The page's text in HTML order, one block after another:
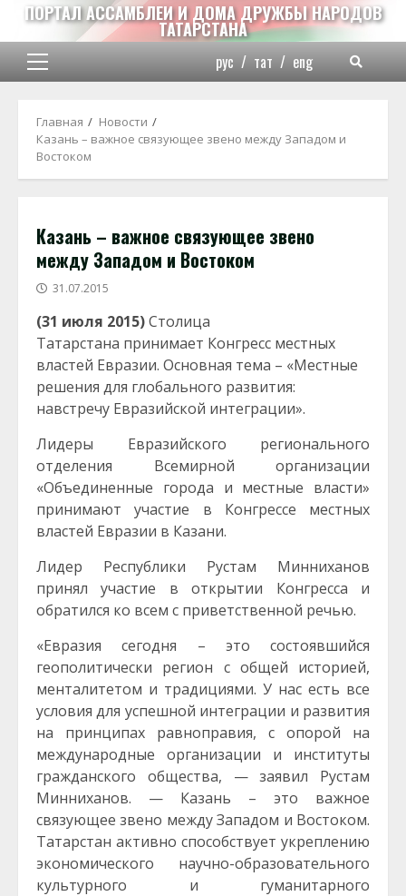
Перейти
содержимому
ПОРТАЛ АССАМБЛЕИ И ДОМА ДРУЖБЫ НАРОДОВ
ТАТАРСТАНА
Основное
рус / тат / eng
Главная
Новости
Казань – важное связующее звено между Западом и
Востоком
Казань – важное связующее звено
между Западом и Востоком
31.07.2015
(31 июля 2015)Столица
Татарстана принимает Конгресс местных
властей Евразии. Основная тема – «Местные
решения для глобального развития:
навстречу Евразийской интеграции».
Лидеры Евразийского регионального
отделения Всемирной организации
«Объединенные города и местные власти»
принимают участие в Конгрессе местных
властей Евразии в Казани.
Лидер Республики Рустам Минниханов
принял участие в открытии Конгресса и
обратился ко всем с приветственной речью.
«Евразия сегодня – это состоявшийся
геополитически регион с общей историей,
менталитетом и традициями. У нас есть все
условия для успешной интеграции и развития
на принципах равноправия, с опорой на
международные организации и институты
гражданского общества, — заявил Рустам
Минниханов. — Казань – это важное
связующее звено между Западом и Востоком.
Татарстан активно способствует укреплению
экономического научно-образовательного
культурного и гуманитарного